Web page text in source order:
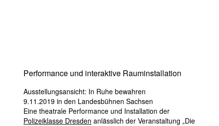
Performance und interaktive Rauminstallation
Ausstellungsansicht: In Ruhe bewahren
9.11.2019 in den Landesbühnen Sachsen
Eine theatrale Performance und Installation der
Polizeiklasse Dresden anlässlich der Veranstaltung „Die